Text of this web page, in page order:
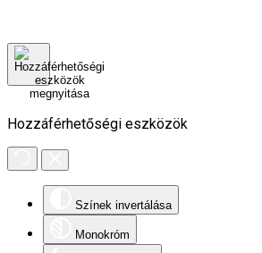
Hozzáférhetőségi eszközök
Színek invertálása
Monokróm